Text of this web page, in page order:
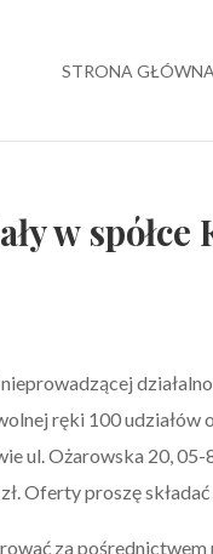
STRONA GŁÓWNA
w spółce
ręki 100 udziałów
ul. Ożarowska 20,
Oferty proszę
za